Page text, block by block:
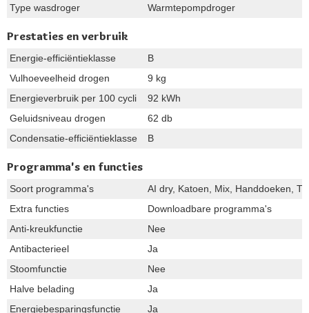
Type wasdroger
Warmtepompdroger
Prestaties en verbruik
Energie-efficiëntieklasse
B
Vulhoeveelheid drogen
9 kg
Energieverbruik per 100 cycli
92 kWh
Geluidsniveau drogen
62 db
Condensatie-efficiëntieklasse
B
Programma's en functies
Soort programma's
AI dry, Katoen, Mix, Handdoeken,
Extra functies
Downloadbare programma's
Anti-kreukfunctie
Nee
Antibacterieel
Ja
Stoomfunctie
Nee
Halve belading
Ja
Energiebesparingsfunctie
Ja